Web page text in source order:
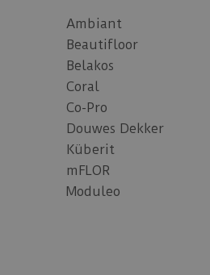
Ambiant
Beautifloor
Belakos
Coral
Co-Pro
Douwes Dekker
Küberit
mFLOR
Moduleo